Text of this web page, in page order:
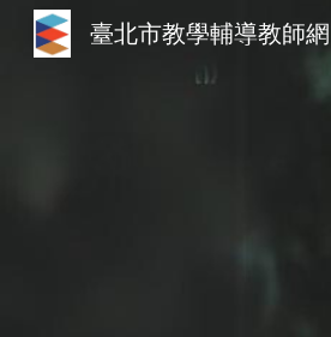
臺北市教學輔導教師網